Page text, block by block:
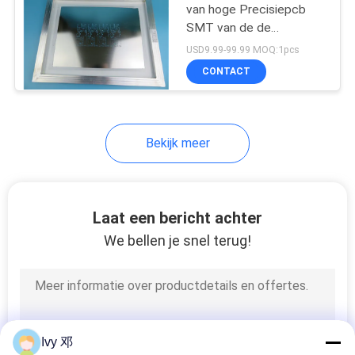
HDI-de Raad van
van hoge Precisiepcb
SMT van de de
Laserbesnoeiing het
Soldeerselstencil
USD9.99-99.99 MOQ:1pcs
CONTACT
Bekijk meer
Laat een bericht achter
We bellen je snel terug!
Ivy 邓